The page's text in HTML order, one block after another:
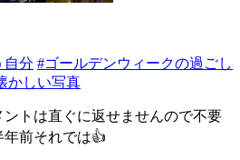
自分 #ゴールデンウィークの過ごし
かしい写真
トは直ぐに返せませんので不要
年前それでは👍